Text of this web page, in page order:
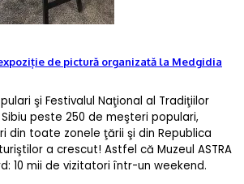
expoziție de pictură organizată la Medgidia
şi Festivalul Naţional al Tradiţiilor
peste 250 de meşteri populari,
din toate zonele ţării şi din Republica
a crescut! Astfel că Muzeul ASTRA
10 mii de vizitatori într-un weekend.